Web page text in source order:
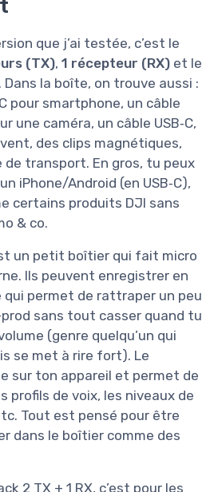
que j’ai testée, c’est le
(TX), 1 récepteur (RX) et le
. Dans la boîte, on trouve aussi :
pour smartphone, un câble
une caméra, un câble USB‑C,
des clips magnétiques,
transport. En gros, tu peux
iPhone/Android (en USB‑C),
certains produits DJI sans
& co.
un petit boîtier qui fait micro
Ils peuvent enregistrer en
qui permet de rattraper un peu
sans tout casser quand tu
(genre quelqu’un qui
se met à rire fort). Le
sur ton appareil et permet de
profils de voix, les niveaux de
Tout est pensé pour être
dans le boîtier comme des
2 TX + 1 RX, c’est pour les